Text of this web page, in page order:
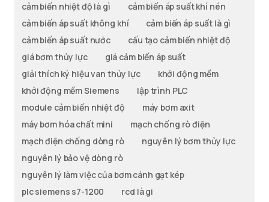
cảm biến nhiệt độ là gì
cảm biến áp suất khí nén
cảm biến áp suất không khí
cảm biến áp suất là gì
cảm biến áp suất nước
cấu tạo cảm biến nhiệt độ
giá bơm thủy lực
giá cảm biến áp suất
giải thích ký hiệu van thủy lực
khởi động mềm
khởi động mềm Siemens
lập trình PLC
module cảm biến nhiệt độ
máy bơm axit
máy bơm hóa chất mini
mạch chống rò điện
mạch điện chống dòng rò
nguyên lý bơm thủy lực
nguyên lý bảo vệ dòng rò
nguyên lý làm việc của bơm cánh gạt kép
plc siemens s7-1200
rcd là gi